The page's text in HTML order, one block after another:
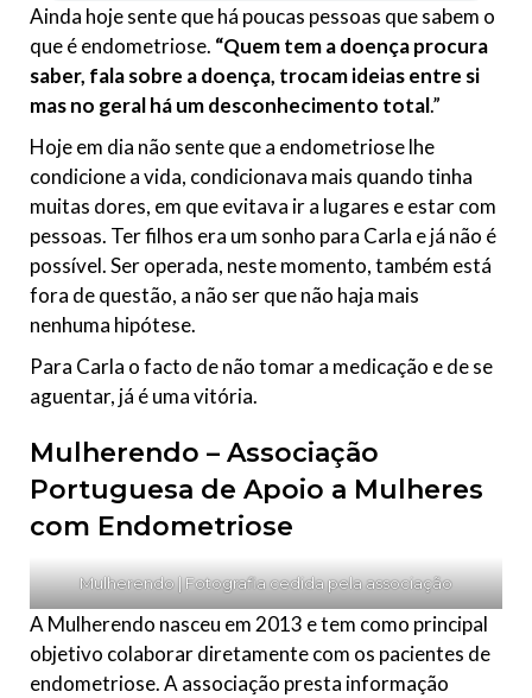
Ainda hoje sente que há poucas pessoas que sabem o
que é endometriose. “Quem tem a doença procura
saber, fala sobre a doença, trocam ideias entre si
mas no geral há um desconhecimento total.”
Hoje em dia não sente que a endometriose lhe
condicione a vida, condicionava mais quando tinha
muitas dores, em que evitava ir a lugares e estar com
pessoas. Ter filhos era um sonho para Carla e já não é
possível. Ser operada, neste momento, também está
fora de questão, a não ser que não haja mais
nenhuma hipótese.
Para Carla o facto de não tomar a medicação e de se
aguentar, já é uma vitória.
Mulherendo – Associação
Portuguesa de Apoio a Mulheres
com Endometriose
Mulherendo | Fotografia cedida pela associação
A Mulherendo nasceu em 2013 e tem como principal
objetivo colaborar diretamente com os pacientes de
endometriose. A associação presta informação